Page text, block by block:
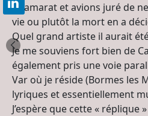
Chamarat et avions juré de
vie ou plutôt la mort en a
Quel grand artiste il aurait
Je me souviens fort bien de
également pris une voie
Var où je réside (Bormes les
lyriques et essentiellement
J’espère que cette « réplique